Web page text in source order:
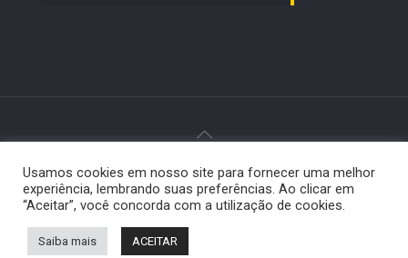
© 2024 Paiquerê - Todos os direitos reservados |
Desenvolvido porElemento Visual .
Usamos cookies em nosso site para fornecer uma melhor
experiência, lembrando suas preferências. Ao clicar em
“Aceitar”, você concorda com a utilização de cookies.
Saiba mais ACEITAR